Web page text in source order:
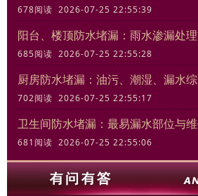
678阅读 2026-07-25 22:55:39
阳台、楼顶防水堵漏：雨水渗漏处
685阅读 2026-07-25 22:55:28
厨房防水堵漏：油污、潮湿、漏水
702阅读 2026-07-25 22:55:17
卫生间防水堵漏：最易漏水部位与
681阅读 2026-07-25 22:55:06